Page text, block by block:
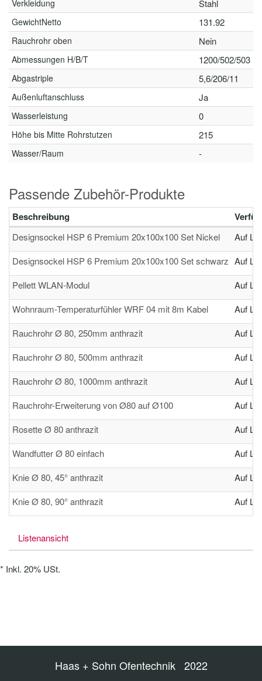
Verkleidung Stahl
GewichtNetto 131.92
Rauchrohr oben Nein
Abmessungen H/B/T 1200/502/503
Abgastriple 5,6/206/11
Außenluftanschluss Ja
Wasserleistung 0
Höhe bis Mitte Rohrstutzen 215
Wasser/Raum -
Passende Zubehör-Produkte
Beschreibung
Designsockel HSP 6 Premium 20x100x100 Set Nickel
Auf
Designsockel HSP 6 Premium 20x100x100 Set schwarz Auf
Pellett WLAN-Modul
Auf
Wohnraum-Temperaturfühler WRF 04 mit 8m Kabel
Auf
Rauchrohr Ø 80, 250mm anthrazit
Auf
Rauchrohr Ø 80, 500mm anthrazit
Auf
Rauchrohr Ø 80, 1000mm anthrazit
Auf
Rauchrohr-Erweiterung von Ø80 auf Ø100
Auf
Rosette Ø 80 anthrazit
Auf
Wandfutter Ø 80 einfach
Auf
Knie Ø 80, 45° anthrazit
Auf
Knie Ø 80, 90° anthrazit
Auf
Listenansicht
* Inkl. 20% USt.
Haas + Sohn Ofentechnik 2022